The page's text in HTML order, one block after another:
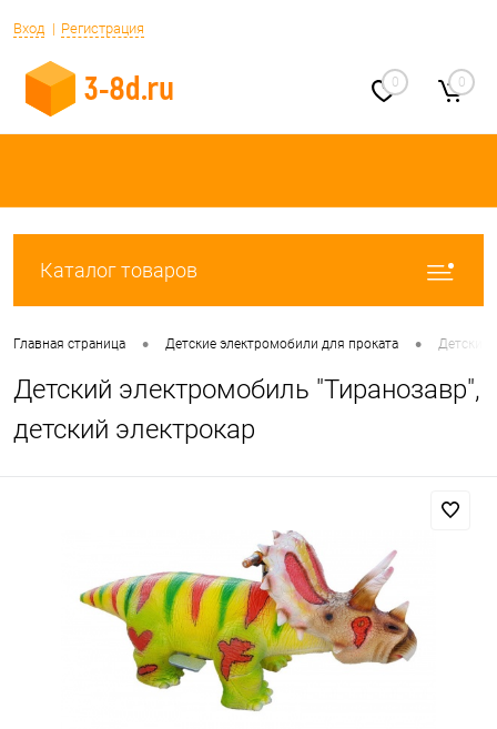
Вход Регистрация
0 0
Каталог товаров
Главная страница • Детские электромобили для проката • Детский
Детский электромобиль "Тиранозавр",
детский электрокар